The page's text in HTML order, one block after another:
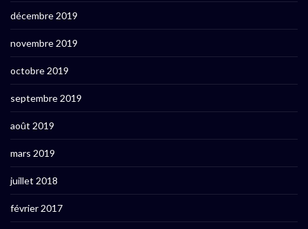
décembre 2019
novembre 2019
octobre 2019
septembre 2019
août 2019
mars 2019
juillet 2018
février 2017